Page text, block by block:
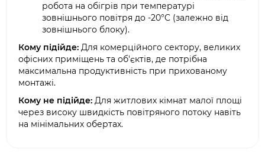
робота на обігрів при температурі
зовнішнього повітря до -20°C (залежно від
зовнішнього блоку).
Кому підійде: Для комерційного сектору, великих
офісних приміщень та об'єктів, де потрібна
максимальна продуктивність при прихованому
монтажі.
Кому не підійде: Для житлових кімнат малої площі
через високу швидкість повітряного потоку навіть
на мінімальних обертах.